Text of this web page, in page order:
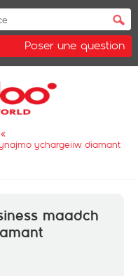
Poser une question
ychargeiiw diamant
maadch